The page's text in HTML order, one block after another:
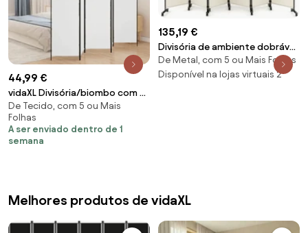
44,99 €
vidaXL Divisória/biombo com 5
painéis 250x220 cm tecido
branco
De Tecido, com 5 ou Mais
Folhas
A ser enviado dentro de 1
semana
135,19 €
Divisória de ambiente dobrável
de 6 painéis de 6,2 pés para
escritório doméstico e sala de
De Metal, com 5 ou Mais Folhas
Disponível na lojas virtuais 2
Melhores produtos de vidaXL